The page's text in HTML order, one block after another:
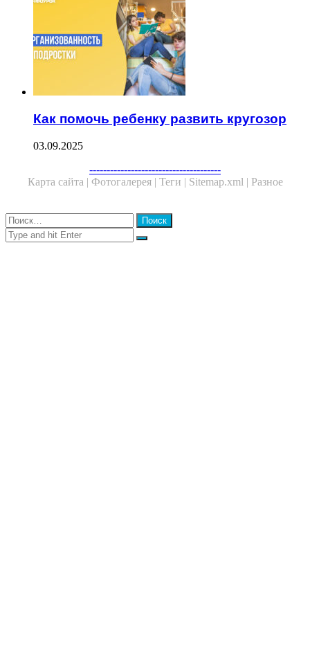
Как помочь ребенку развить кругозор
03.09.2025
--------------------------------------
Карта сайта | Фотогалерея | Теги | Sitemap.xml | Разное
Close
Найти:
Close
Search